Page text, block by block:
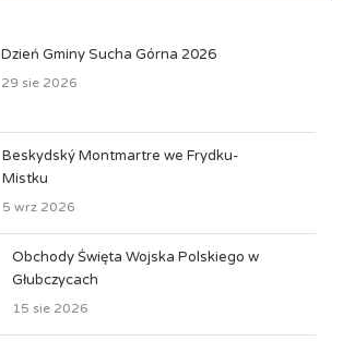
Dzień Gminy Sucha Górna 2026
29 sie 2026
Beskydský Montmartre we Frydku-
Mistku
5 wrz 2026
Obchody Święta Wojska Polskiego w
Głubczycach
15 sie 2026